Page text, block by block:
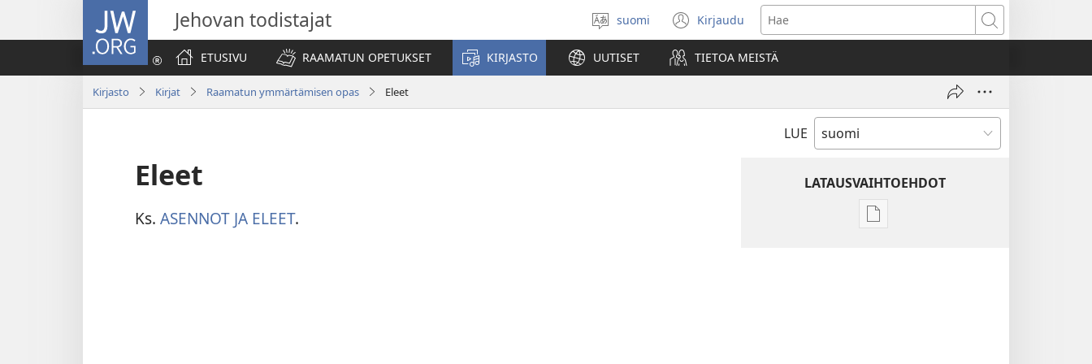
JW.ORG Jehovan todistajat
Valitse
kieli
suomi Kirjaudu
(avaa
uuden
ikkunan)
Hae
ETUSIVU
RAAMATUN OPETUKSET KIRJASTO UUTISET TIETOA MEISTÄ
Kirjasto Kirjat Raamatun ymmärtämisen opas Eleet
LUE
Eleet
Ks. ASENNOT JA ELEET.
LATAUSVAIHTOEHDOT
Julkaisujen